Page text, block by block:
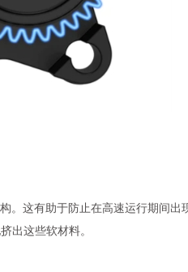
。这有助于防止在高速运行期间出
出这些软材料。